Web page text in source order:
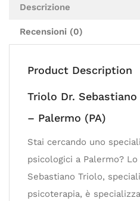
Descrizione
Recensioni (0)
Product Description
Triolo Dr.
– Palermo (PA)
Stai cercando uno
psicologici a Palermo? Lo
Sebastiano Triolo,
psicoterapia, è